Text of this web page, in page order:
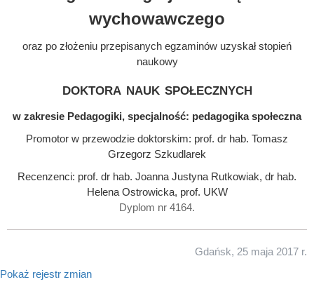
wychowawczego
oraz po złożeniu przepisanych egzaminów uzyskał stopień
naukowy
doktora nauk społecznych
w zakresie Pedagogiki, specjalność: pedagogika społeczna
Promotor w przewodzie doktorskim: prof. dr hab. Tomasz
Grzegorz Szkudlarek
Recenzenci: prof. dr hab. Joanna Justyna Rutkowiak, dr hab.
Helena Ostrowicka, prof. UKW
Dyplom nr 4164.
Gdańsk, 25 maja 2017 r.
Pokaż rejestr zmian